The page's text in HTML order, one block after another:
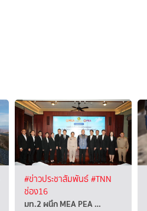
#ข่าวประชาสัมพันธ์#TNN
ช่อง16
มท.2 ผนึก MEA PEA …